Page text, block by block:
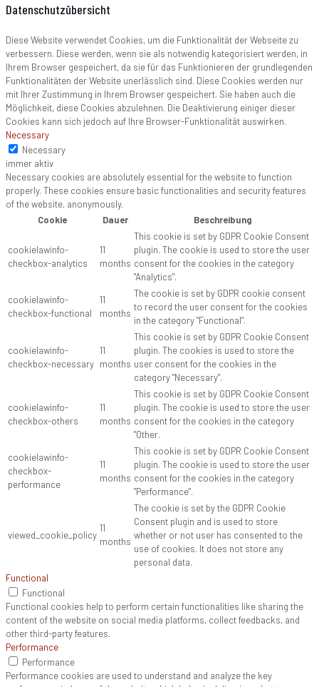
Datenschutzübersicht
Diese Website verwendet Cookies, um die Funktionalität der Webseite zu
verbessern. Diese werden, wenn sie als notwendig kategorisiert werden, in
Ihrem Browser gespeichert, da sie für das Funktionieren der grundlegenden
Funktionalitäten der Website unerlässlich sind. Diese Cookies werden nur
mit Ihrer Zustimmung in Ihrem Browser gespeichert. Sie haben auch die
Möglichkeit, diese Cookies abzulehnen. Die Deaktivierung einiger dieser
Cookies kann sich jedoch auf Ihre Browser-Funktionalität auswirken.
Necessary
Necessary
immer aktiv
Necessary cookies are absolutely essential for the website to function
properly. These cookies ensure basic functionalities and security features
of the website, anonymously.
Cookie
Dauer Beschreibung
cookielawinfo-
checkbox-analytics
11
months
This cookie is set by GDPR Cookie Consent
plugin. The cookie is used to store the user
consent for the cookies in the category
"Analytics".
cookielawinfo-
checkbox-functional
11
months
The cookie is set by GDPR cookie consent
to record the user consent for the cookies
in the category "Functional".
cookielawinfo-
checkbox-necessary
11
months
This cookie is set by GDPR Cookie Consent
plugin. The cookies is used to store the
user consent for the cookies in the
category "Necessary".
cookielawinfo-
checkbox-others
11
months
This cookie is set by GDPR Cookie Consent
plugin. The cookie is used to store the user
consent for the cookies in the category
"Other.
cookielawinfo-
checkbox-
performance
11
months
This cookie is set by GDPR Cookie Consent
plugin. The cookie is used to store the user
consent for the cookies in the category
"Performance".
viewed_cookie_policy
11
months
The cookie is set by the GDPR Cookie
Consent plugin and is used to store
whether or not user has consented to the
use of cookies. It does not store any
personal data.
Functional
Functional
Functional cookies help to perform certain functionalities like sharing the
content of the website on social media platforms, collect feedbacks, and
other third-party features.
Performance
Performance
Performance cookies are used to understand and analyze the key